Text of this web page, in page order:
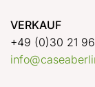
VERKAUF
+49 (0)30 21 96